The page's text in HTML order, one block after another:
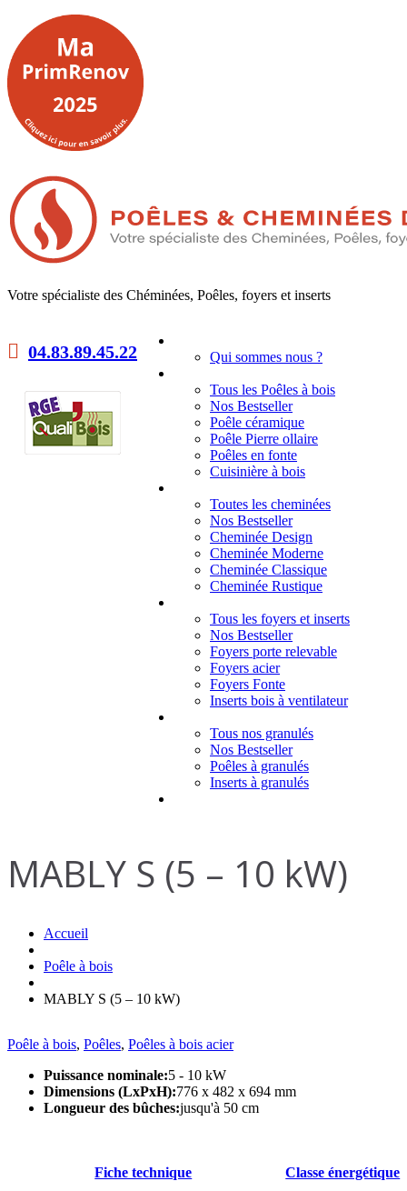
Votre spécialiste des Chéminées, Poêles, foyers et inserts
04.83.89.45.22 Qui sommes nous ?
Tous les Poêles à bois
Nos Bestseller
Poêle céramique
Poêle Pierre ollaire
Poêles en fonte
Cuisinière à bois
Toutes les cheminées
Nos Bestseller
Cheminée Design
Cheminée Moderne
Cheminée Classique
Cheminée Rustique
Tous les foyers et inserts
Nos Bestseller
Foyers porte relevable
Foyers acier
Foyers Fonte
Inserts bois à ventilateur
Tous nos granulés
Nos Bestseller
Poêles à granulés
Inserts à granulés
MABLY S (5 – 10 kW)
Accueil
Poêle à bois
MABLY S (5 – 10 kW)
Poêle à bois, Poêles, Poêles à bois acier
Puissance nominale:5 - 10 kW
Dimensions (LxPxH):776 x 482 x 694 mm
Longueur des bûches:jusqu'à 50 cm
Fiche technique Classe énergétique